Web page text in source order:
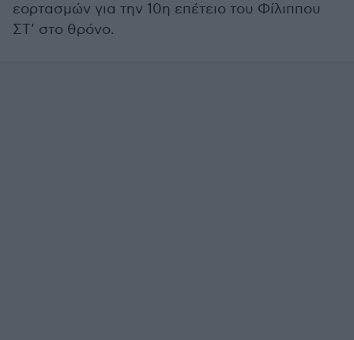
εορτασμών για την 10η επέτειο του Φίλιππου
ΣΤ’ στο θρόνο.